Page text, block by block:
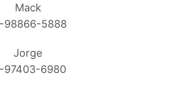
Mack
98866-5888
Jorge
97403-6980